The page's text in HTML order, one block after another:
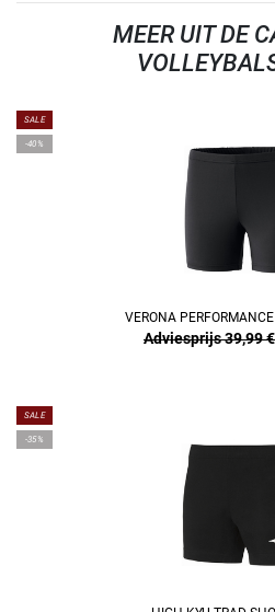
MEER UIT DE
SALE
-40%
VERONA
Adviesprijs 39,99 €
SALE
-35%